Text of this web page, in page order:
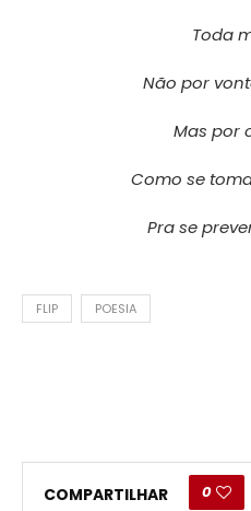
Toda
Não por
Mas por
Como se
Pra se
FLIP POESIA
COMPARTILHAR 0